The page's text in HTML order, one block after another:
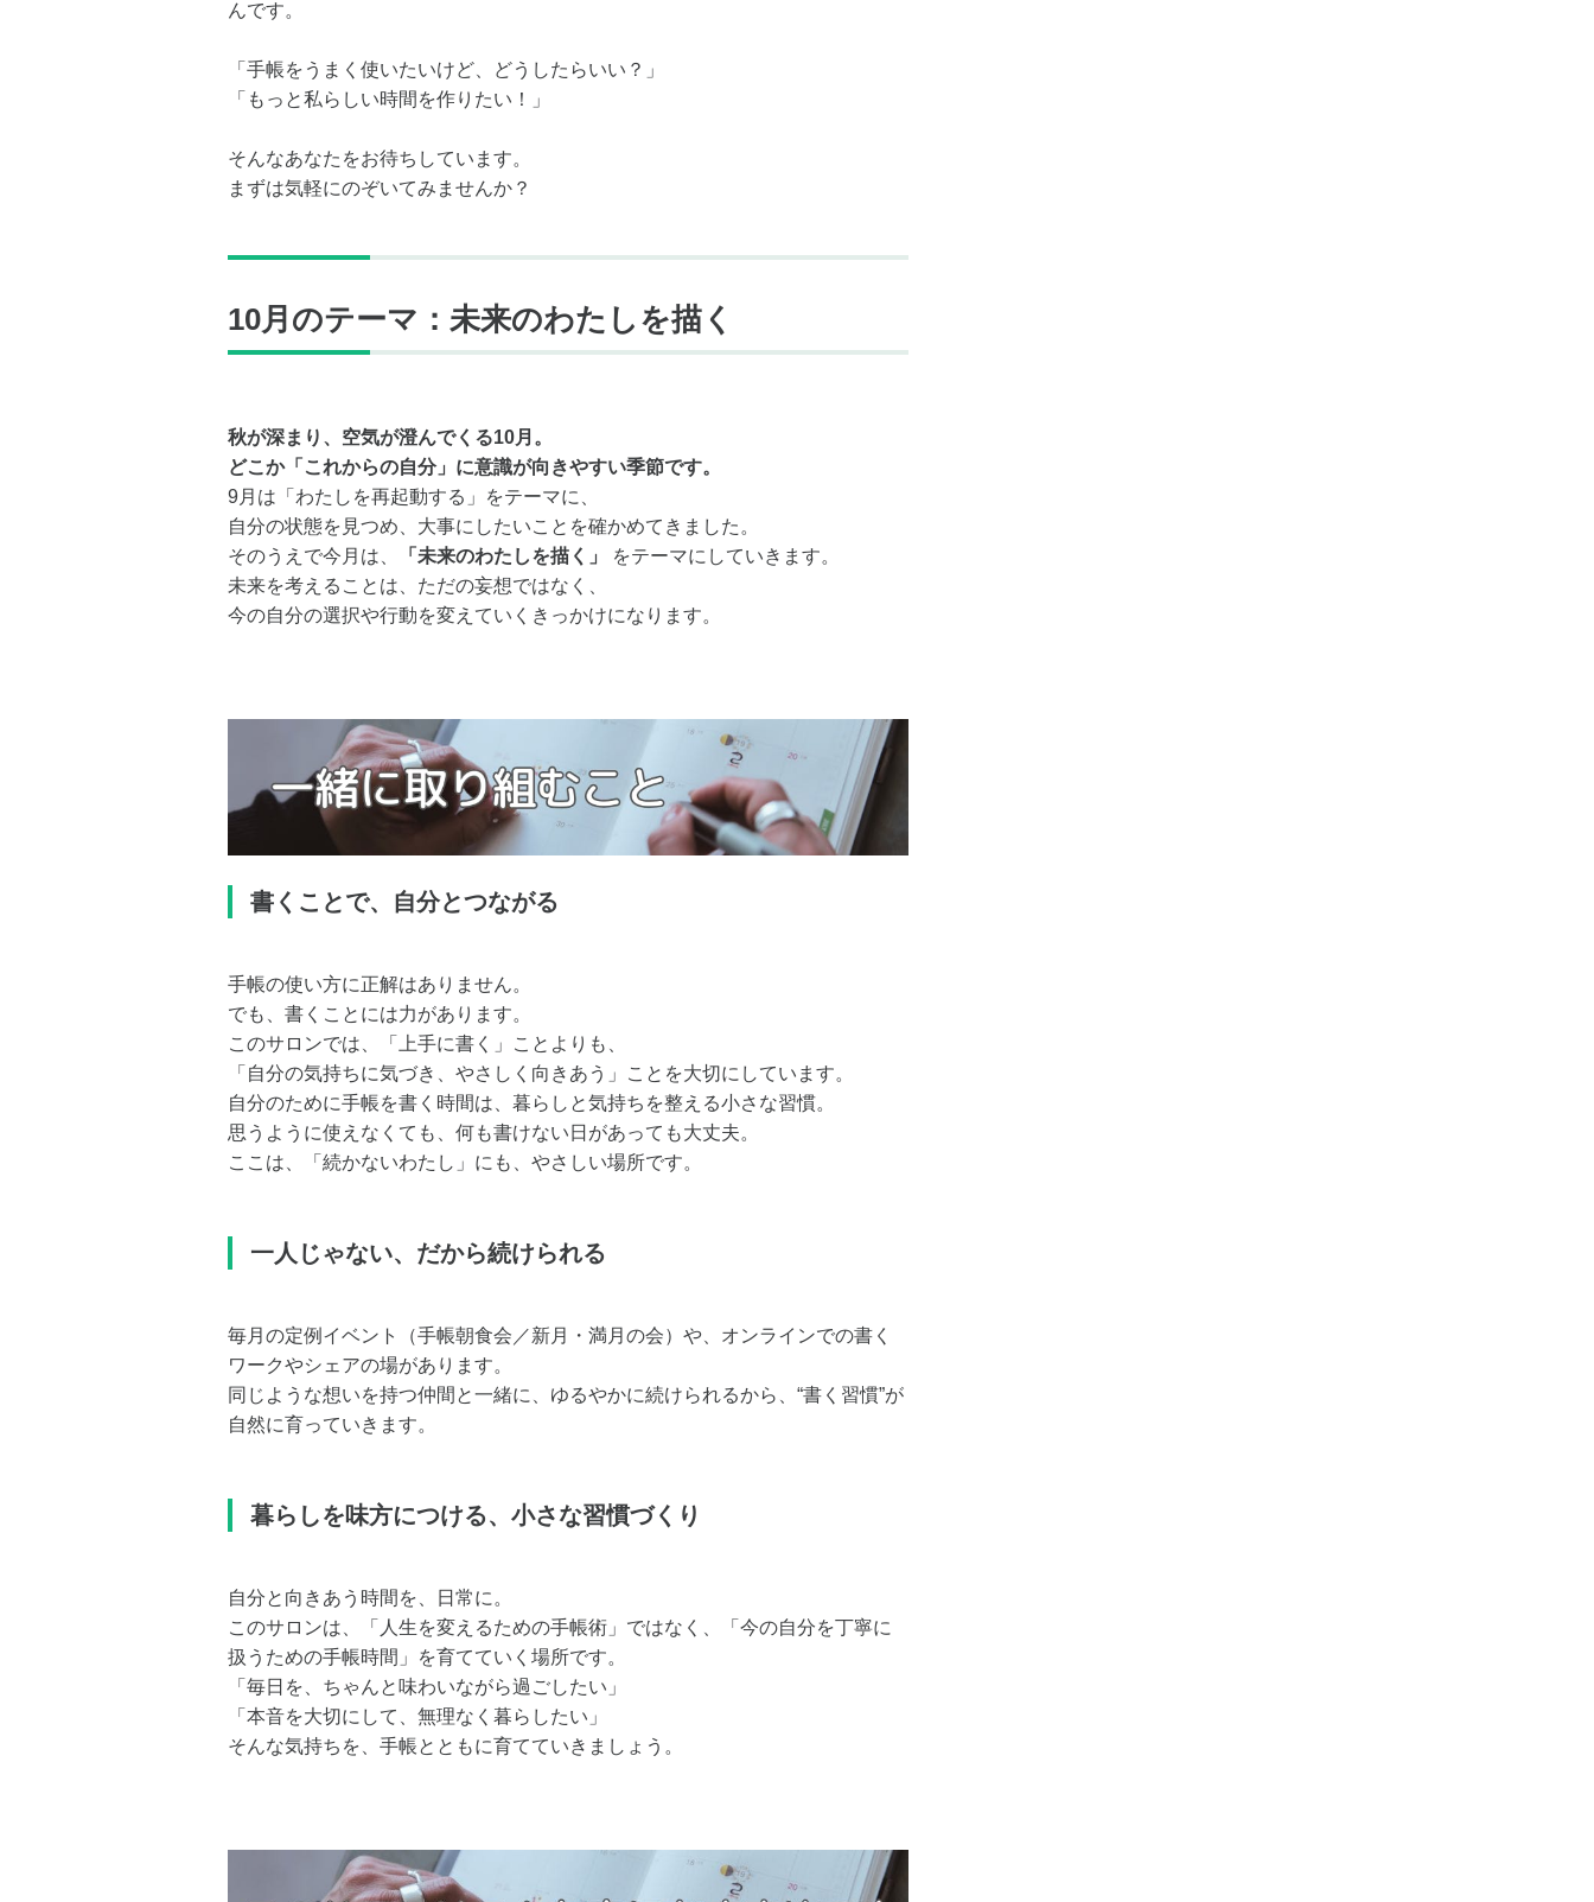
んです。
「手帳をうまく使いたいけど、どうしたらいい？」
「もっと私らしい時間を作りたい！」
そんなあなたをお待ちしています。
まずは気軽にのぞいてみませんか？
10月のテーマ：未来のわたしを描く
秋が深まり、空気が澄んでくる10月。
どこか「これからの自分」に意識が向きやすい季節です。
9月は「わたしを再起動する」をテーマに、
自分の状態を見つめ、大事にしたいことを確かめてきました。
そのうえで今月は、
「未来のわたしを描く」
をテーマにしていきます。
未来を考えることは、ただの妄想ではなく、
今の自分の選択や行動を変えていくきっかけになります。
書くことで、自分とつながる
手帳の使い方に正解はありません。
でも、書くことには力があります。
このサロンでは、「上手に書く」ことよりも、
「自分の気持ちに気づき、やさしく向きあう」ことを大切にしています。
自分のために手帳を書く時間は、暮らしと気持ちを整える小さな習慣。
思うように使えなくても、何も書けない日があっても大丈夫。
ここは、「続かないわたし」にも、やさしい場所です。
一人じゃない、だから続けられる
毎月の定例イベント（手帳朝食会／新月・満月の会）や、オンラインでの書く
ワークやシェアの場があります。
同じような想いを持つ仲間と一緒に、ゆるやかに続けられるから、“書く習慣”が
自然に育っていきます。
暮らしを味方につける、小さな習慣づくり
自分と向きあう時間を、日常に。
このサロンは、「人生を変えるための手帳術」ではなく、「今の自分を丁寧に
扱うための手帳時間」を育てていく場所です。
「毎日を、ちゃんと味わいながら過ごしたい」
「本音を大切にして、無理なく暮らしたい」
そんな気持ちを、手帳とともに育てていきましょう。